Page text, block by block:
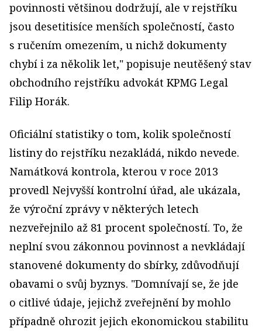
povinnosti většinou dodržují, ale v rejstříku
jsou desetitisíce menších společností, často
s ručením omezením, u nichž dokumenty
chybí i za několik let," popisuje neutěšený stav
obchodního rejstříku advokát KPMG Legal
Filip Horák.
Oficiální statistiky o tom, kolik společností
listiny do rejstříku nezakládá, nikdo nevede.
Namátková kontrola, kterou v roce 2013
provedl Nejvyšší kontrolní úřad, ale ukázala,
že výroční zprávy v některých letech
nezveřejnilo až 81 procent společností. To, že
neplní svou zákonnou povinnost a nevkládají
stanovené dokumenty do sbírky, zdůvodňují
obavami o svůj byznys. "Domnívají se, že jde
o citlivé údaje, jejichž zveřejnění by mohlo
případně ohrozit jejich ekonomickou stabilitu